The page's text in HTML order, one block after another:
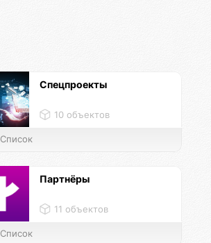
Спецпроекты
10 объектов
Список
Партнёры
11 объектов
Список